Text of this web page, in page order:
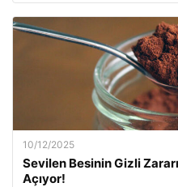
10/12/2025
Sevilen Besinin Gizli
Açıyor!